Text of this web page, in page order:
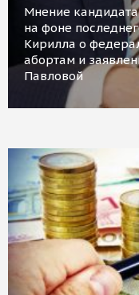
Мнение
на фоне
Кирилла о
абортам и
Павловой